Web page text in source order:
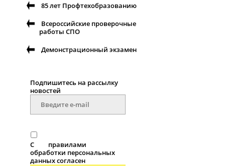
85 лет Профтехобразованию
Всероссийские проверочные
работы СПО
Демонстрационный экзамен
Подпишитесь на рассылку
новостей
С
правилами
обработки персональных
данных согласен